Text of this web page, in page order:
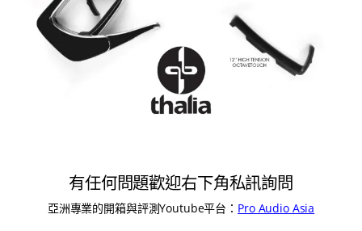
有任何問題歡迎右下角私訊詢問
亞洲專業的開箱與評測Youtube平台： Pro Audio Asia